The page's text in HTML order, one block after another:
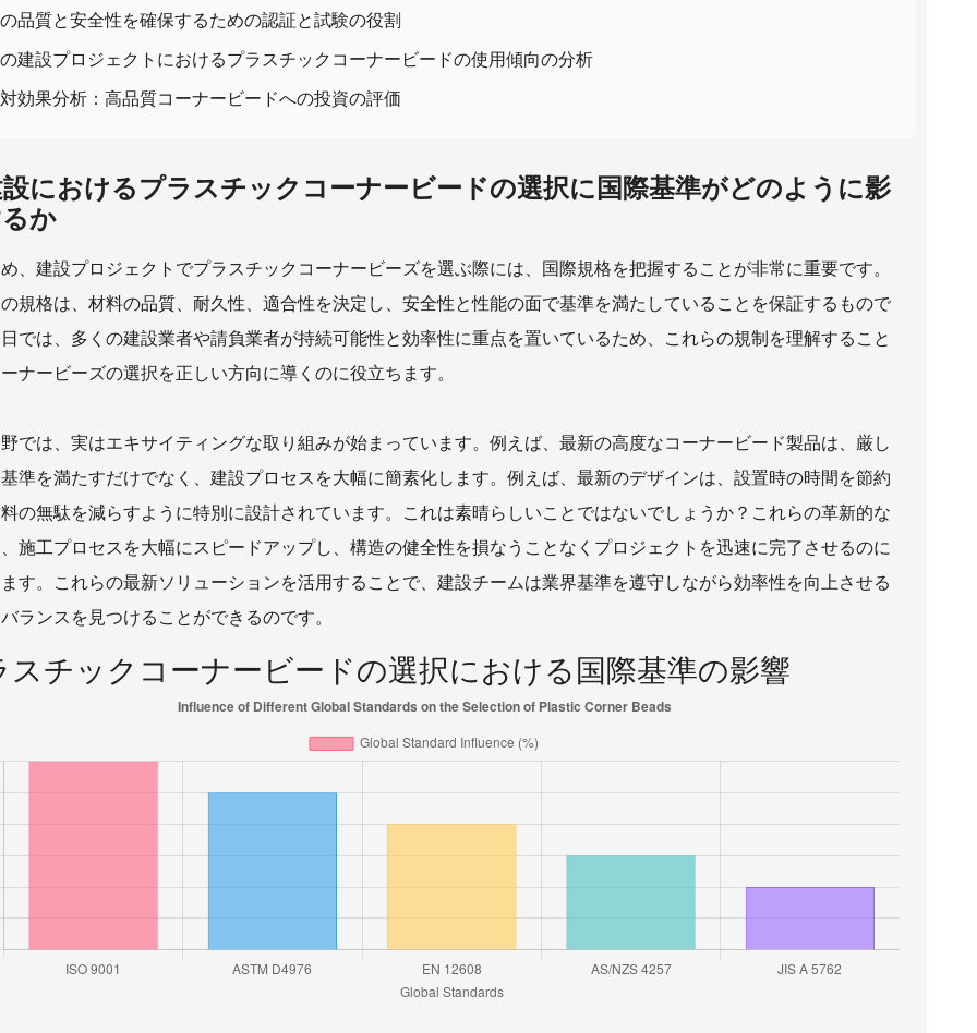
品質と安全性を確保するための認証と試験の役割
建設プロジェクトにおけるプラスチックコーナービードの使用傾向の分析
効果分析：高品質コーナービードへの投資の評価
におけるプラスチックコーナービードの選択に国際基準がどのように影
か
、建設プロジェクトでプラスチックコーナービーズを選ぶ際には、国際規格を把握することが非常に重要です。
規格は、材料の品質、耐久性、適合性を決定し、安全性と性能の面で基準を満たしていることを保証するもので
では、多くの建設業者や請負業者が持続可能性と効率性に重点を置いているため、これらの規制を理解すること
ナービーズの選択を正しい方向に導くのに役立ちます。
では、実はエキサイティングな取り組みが始まっています。例えば、最新の高度なコーナービード製品は、厳し
準を満たすだけでなく、建設プロセスを大幅に簡素化します。例えば、最新のデザインは、設置時の時間を節約
の無駄を減らすように特別に設計されています。これは素晴らしいことではないでしょうか？これらの革新的な
施工プロセスを大幅にスピードアップし、構造の健全性を損なうことなくプロジェクトを迅速に完了させるのに
す。これらの最新ソリューションを活用することで、建設チームは業界基準を遵守しながら効率性を向上させる
ランスを見つけることができるのです。
スチックコーナービードの選択における国際基準の影響